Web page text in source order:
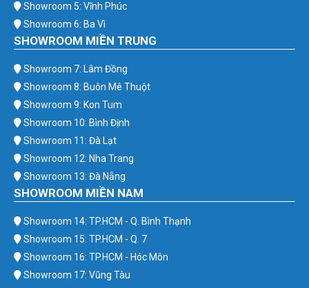
Showroom 5: Vĩnh Phúc
Showroom 6: Ba Vì
SHOWROOM MIỀN TRUNG
Showroom 7: Lâm Đồng
Showroom 8: Buôn Mê Thuột
Showroom 9: Kon Tum
Showroom 10: Bình Định
Showroom 11: Đà Lạt
Showroom 12: Nha Trang
Showroom 13: Đà Nẵng
SHOWROOM MIỀN NAM
Showroom 14: TP.HCM - Q. Bình Thạnh
Showroom 15: TP.HCM - Q. 7
Showroom 16: TP.HCM - Hóc Môn
Showroom 17: Vũng Tàu